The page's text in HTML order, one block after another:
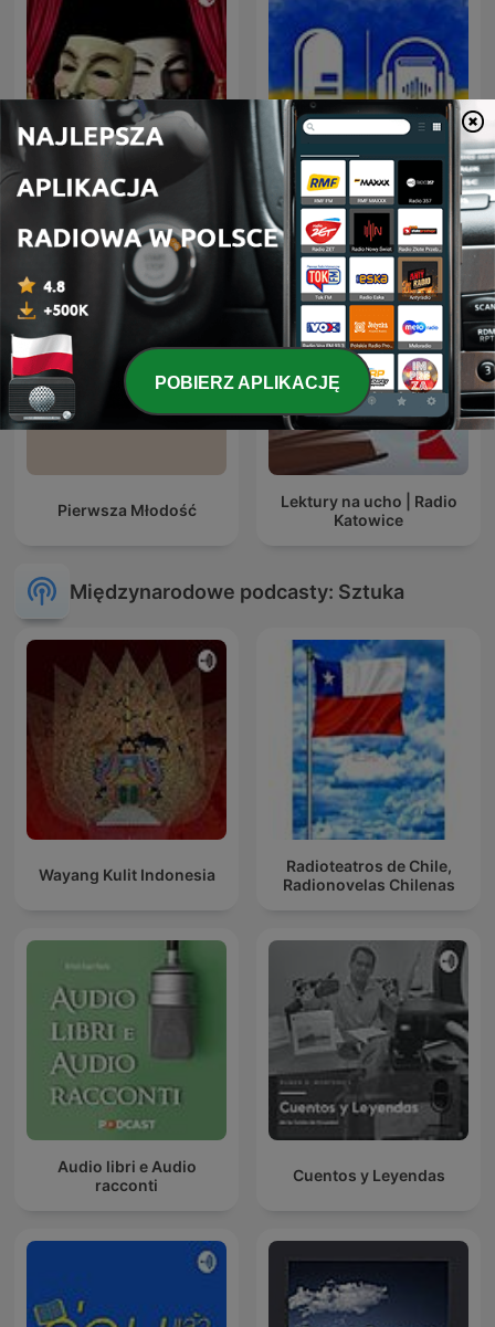
Радиотеатр
(Radiotheater)
Аудіокниги українською
(Студія Калідор та інші)
Pierwsza Młodość
Lektury na ucho | Radio
Katowice
Międzynarodowe podcasty: Sztuka
Wayang Kulit Indonesia
Radioteatros de Chile,
Radionovelas Chilenas
Audio libri e Audio
racconti
Cuentos y Leyendas
POBIERZ APLIKACJĘ